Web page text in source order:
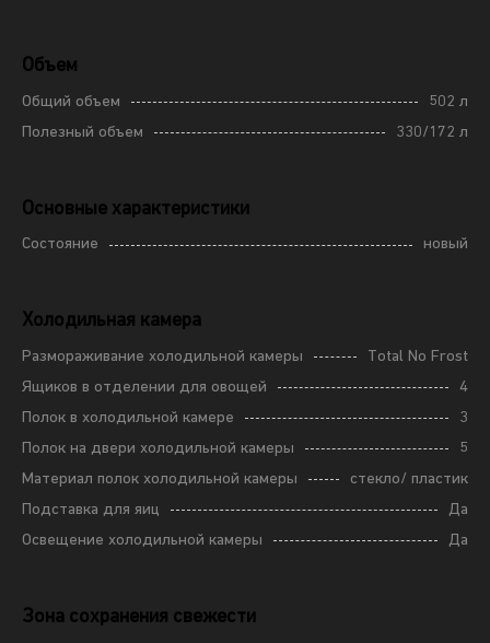
Объем
Общий объем
502 л
Полезный объем
330/172 л
Основные характеристики
Состояние новый
Холодильная камера
Размораживание холодильной камеры
Total No Frost
Ящиков в отделении для овощей
4
Полок в холодильной камере
3
Полок на двери холодильной камеры
5
Материал полок холодильной камеры
стекло/ пластик
Подставка для яиц
Да
Освещение холодильной камеры
Да
Зона сохранения свежести